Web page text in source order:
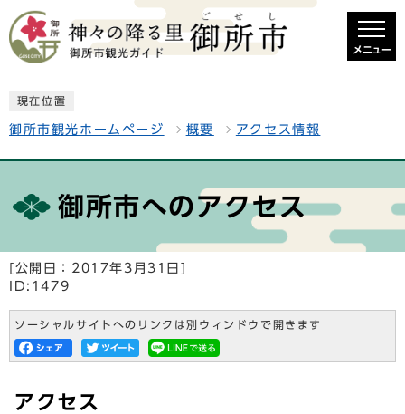
メニュー
現在位置
御所市観光ホームページ 概要 アクセス情報
御所市へのアクセス
[公開日：2017年3月31日]
ID:1479
ソーシャルサイトへのリンクは別ウィンドウで開きます
アクセス